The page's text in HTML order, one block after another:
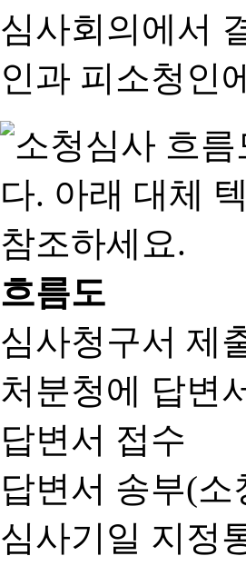
심사회의에서
인과 피소청인
흐름도
심사청구서 제
처분청에 답변
답변서 접수
답변서 송부(소
심사기일 지정